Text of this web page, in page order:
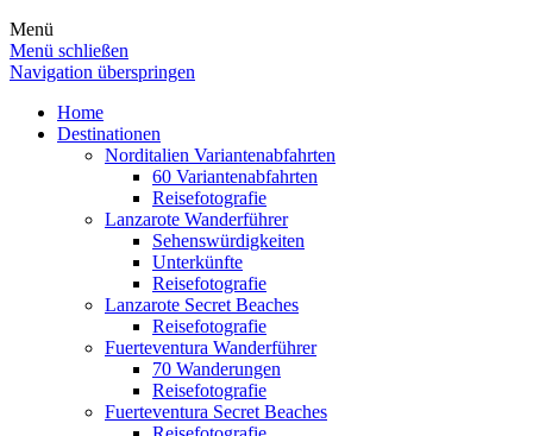
Menü
Menü schließen
Navigation überspringen
Home
Destinationen
Norditalien Variantenabfahrten
60 Variantenabfahrten
Reisefotografie
Lanzarote Wanderführer
Sehenswürdigkeiten
Unterkünfte
Reisefotografie
Lanzarote Secret Beaches
Reisefotografie
Fuerteventura Wanderführer
70 Wanderungen
Reisefotografie
Fuerteventura Secret Beaches